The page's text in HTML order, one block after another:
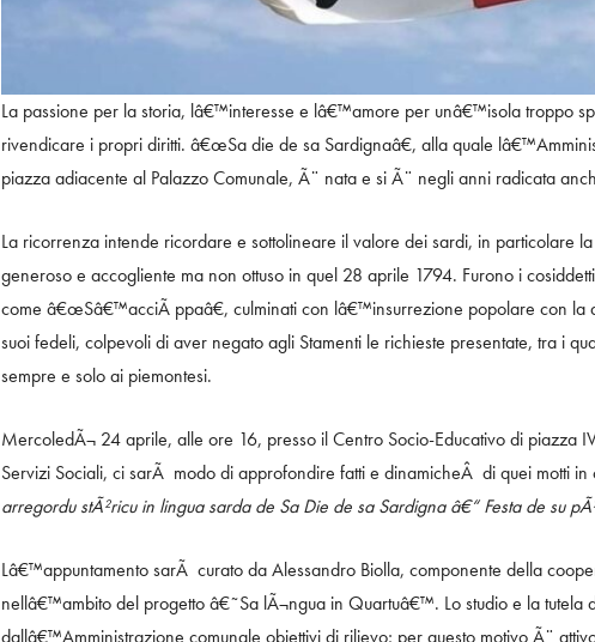
La passione per la storia, lâ€™interesse e lâ€™amore per unâ€™isola troppo
rivendicare i propri diritti. â€œSa die de sa Sardignaâ€, alla quale
piazza adiacente al Palazzo Comunale, Ã¨ nata e si Ã¨ negli anni radicata
La ricorrenza intende ricordare e sottolineare il valore dei sardi, in particolare
generoso e accogliente ma non ottuso in quel 28 aprile 1794. Furono i
come â€œSâ€™acciÃ ppaâ€, culminati con lâ€™insurrezione popolare con
suoi fedeli, colpevoli di aver negato agli Stamenti le richieste presentate, tra i
sempre e solo ai piemontesi.
MercoledÃ¬ 24 aprile, alle ore 16, presso il Centro Socio-Educativo di piazza
Servizi Sociali, ci sarÃ modo di approfondire fatti e dinamicheÂ di quei motti
arregordu stÃ²ricu in lingua sarda de Sa Die de sa Sardigna â€“ Festa de su
Lâ€™appuntamento sarÃ curato da Alessandro Biolla, componente della
nellâ€™ambito del progetto â€˜Sa lÃ¬ngua in Quartuâ€™. Lo studio e la tutela